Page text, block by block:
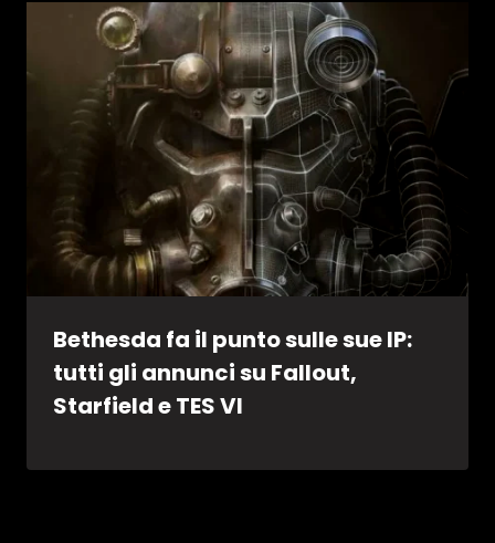
Bethesda fa il punto sulle sue IP:
tutti gli annunci su Fallout,
Starfield e TES VI